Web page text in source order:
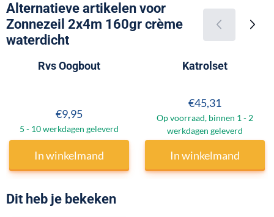
Alternatieve artikelen voor
Zonnezeil 2x4m 160gr crème
waterdicht
Rvs Oogbout
Prijs: 9,95
€9,95
5 - 10 werkdagen geleverd
In winkelmand
Katrolset
Prijs: 45,31
€45,31
Op voorraad, binnen 1 - 2
werkdagen geleverd
In winkelmand
Dit heb je bekeken